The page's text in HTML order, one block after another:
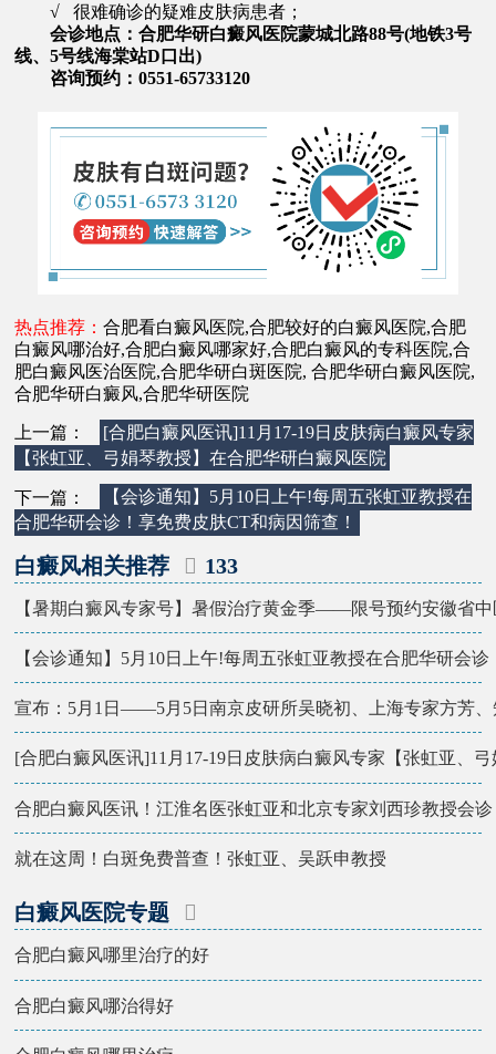
√ 很难确诊的疑难皮肤病患者；
会诊地点：合肥华研白癜风医院蒙城北路88号(地铁3号
线、5号线海棠站D口出)
咨询预约：0551-65733120
热点推荐： 合肥看白癜风医院,合肥较好的白癜风医院,合肥
白癜风哪治好,合肥白癜风哪家好,合肥白癜风的专科医院,合
肥白癜风医治医院,合肥华研白斑医院, 合肥华研白癜风医院,
合肥华研白癜风,合肥华研医院
上一篇：
[合肥白癜风医讯]11月17-19日皮肤病白癜风专家
【张虹亚、弓娟琴教授】在合肥华研白癜风医院
下一篇：
【会诊通知】5月10日上午!每周五张虹亚教授在
合肥华研会诊！享免费皮肤CT和病因筛查！
白癜风相关推荐 133
【暑期白癜风专家号】暑假治疗黄金季——限号预约安徽省中
【会诊通知】5月10日上午!每周五张虹亚教授在合肥华研会诊
宣布：5月1日——5月5日南京皮研所吴晓初、上海专家方芳、
[合肥白癜风医讯]11月17-19日皮肤病白癜风专家【张虹亚、弓
合肥白癜风医讯！江淮名医张虹亚和北京专家刘西珍教授会诊
就在这周！白斑免费普查！张虹亚、吴跃申教授
白癜风医院专题
合肥白癜风哪里治疗的好
合肥白癜风哪治得好